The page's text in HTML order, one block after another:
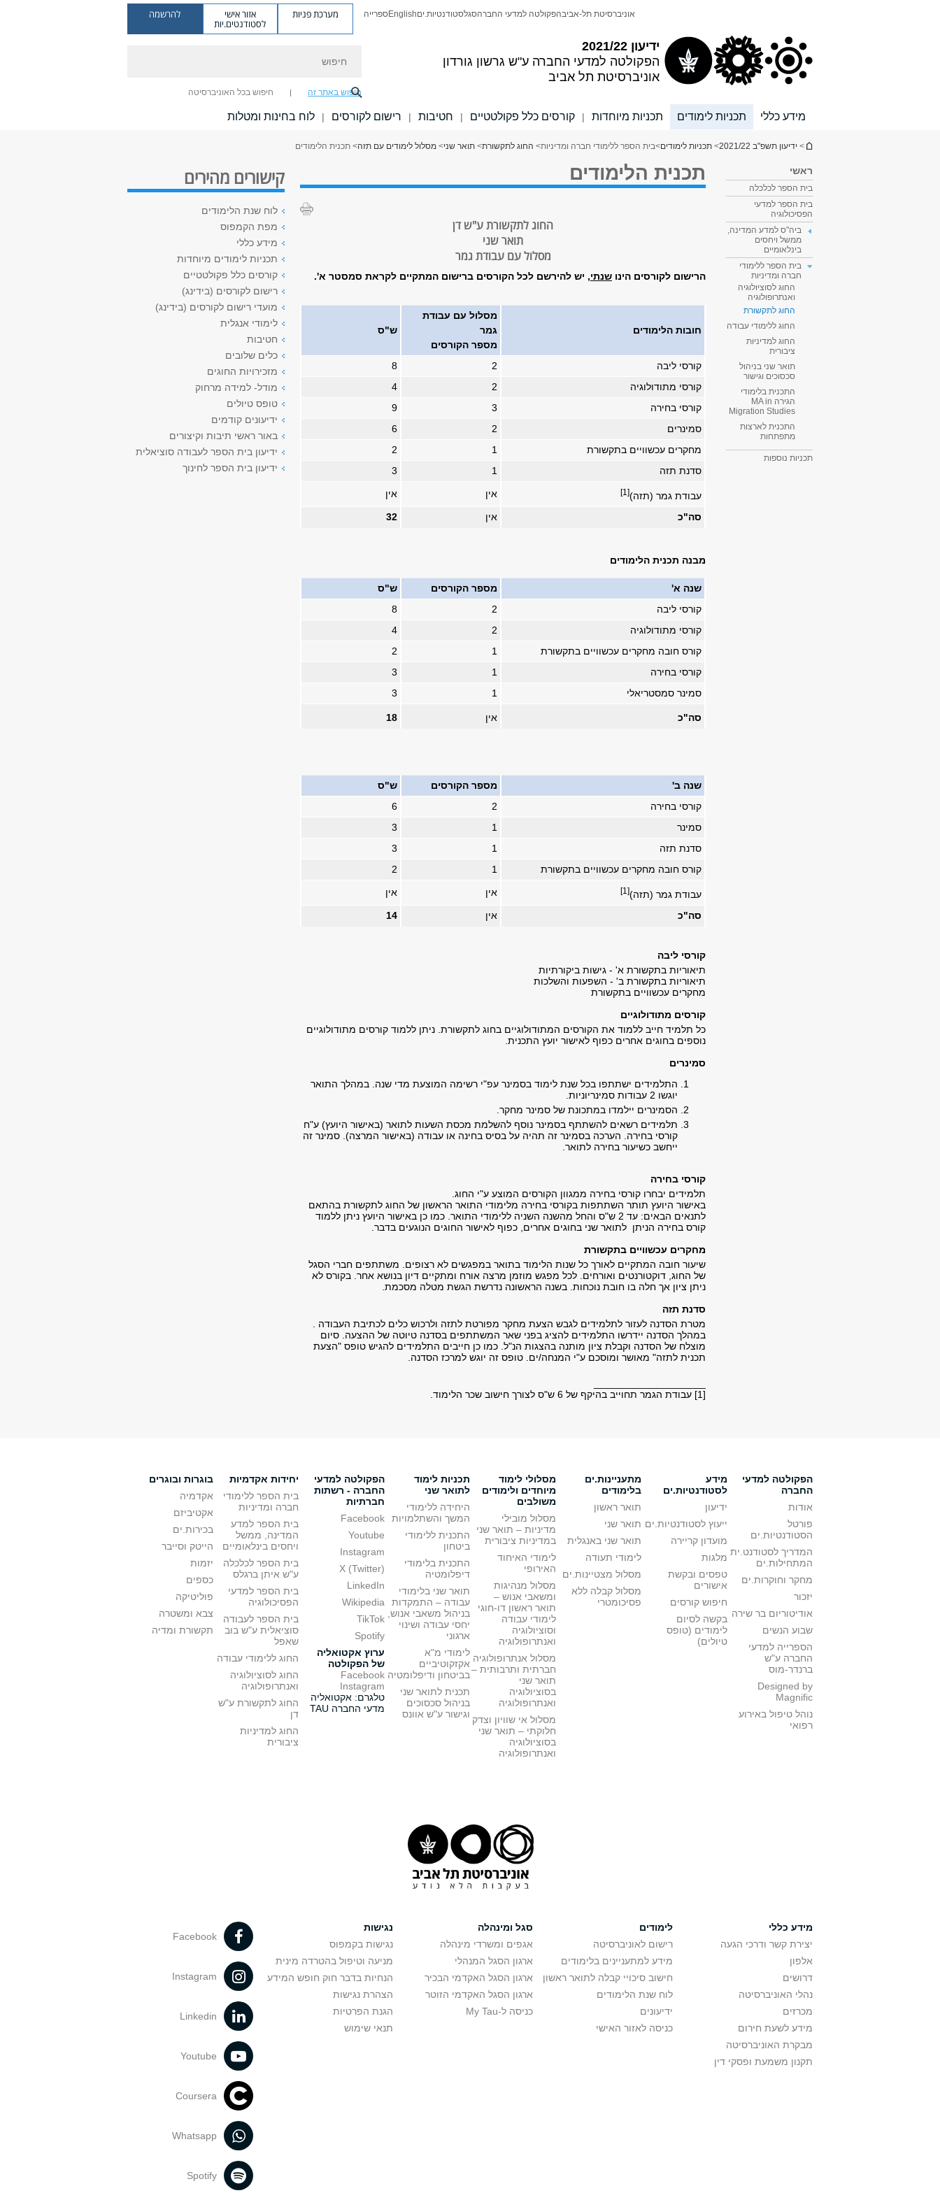
ידיעון 2021/22
הפקולטה למדעי החברה ע"ש גרשון גורדון
אוניברסיטת תל אביב
אוניברסיטת תל-אביבהפקולטה למדעי החברהסגלסטודנטיות.יםEnglishספרייה מערכת פניות אזור אישי
לסטודנטים.יות
להרשמה
חיפוש באתר זה חיפוש בכל האוניברסיטה
מידע כללי תכניות לימודים תכניות מיוחדות | קורסים כלל פקולטטיים | חטיבות | רישום לקורסים | לוח בחינות ומטלות
הינך נמצא כאן
> ידיעון תשפ"ב 2021/22 > תכניות לימודים>בית הספר ללימודי חברה ומדיניות> החוג לתקשורת> תואר שני> מסלול לימודים עם תזה> תכנית הלימודים
ראשי
בית הספר לכלכלה
בית הספר למדעי
הפסיכולוגיה
ביה"ס למדע המדינה,
ממשל ויחסים
בינלאומיים
בית הספר ללימודי
חברה ומדיניות
החוג לסוציולוגיה
ואנתרופולוגיה
החוג לתקשורת
החוג ללימודי עבודה
החוג למדיניות
ציבורית
תואר שני בניהול
סכסוכים וגישור
התכנית בלימודי
הגירה MA in
Migration Studies​
התכנית לארצות
מתפתחות
תכניות נוספות
תכנית הלימודים
החוג לתקשורת ע"ש דן
תואר שני
מסלול עם עבודת גמר
הרישום לקורסים הינו שנתי, יש להירשם לכל הקורסים ברישום המתקיים לקראת סמסטר א'.
חובות הלימודים
מסלול עם עבודת
גמר
מספר הקורסים
ש"ס
קורסי ליבה 2
8
קורסי מתודולוגיה
2
4
קורסי בחירה
3
9
סמינרים
2
6
מחקרים עכשוויים בתקשורת
1
2
סדנת תזה
1
3
עבודת גמר (תזה)[1] אין אין
סה"כ אין 32
מבנה תכנית הלימודים
שנה א' מספר הקורסים
ש"ס
קורסי ליבה
2
8
קורסי מתודולוגיה
2
4
קורס חובה מחקרים עכשוויים בתקשורת
1
2
קורסי בחירה
1
3
סמינר סמסטריאלי
1
3
סה"כ אין 18
שנה ב' מספר הקורסים
ש"ס
קורסי בחירה
2
6
סמינר
1
3
סדנת תזה
1
3
קורס חובה מחקרים עכשוויים בתקשורת
1
2
עבודת גמר (תזה)[1] אין אין
סה"כ אין 14
קורסי ליבה
תיאוריות בתקשורת א' - גישות ביקורתיות
תיאוריות בתקשורת ב' - השפעות והשלכות
מחקרים עכשוויים בתקשורת
​קורסים מתודולוגיים
כל תלמיד חייב ללמוד את הקורסים המתודולוגיים בחוג לתקשורת. ניתן ללמוד קורסים מתודולוגיים
נוספים בחוגים אחרים כפוף לאישור יועץ התכנית.
סמינרים
התלמידים ישתתפו בכל שנת לימוד בסמינר עפ"י רשימה המוצעת מדי שנה. במהלך התואר
יוגשו 2 עבודות סמינריוניות.
הסמינרים יילמדו במתכונת של סמינר מחקר.
תלמידים רשאים להשתתף בסמינר נוסף להשלמת מכסת השעות לתואר (באישור היועץ) ע"ח
קורסי בחירה. הערכה בסמינר זה תהיה על בסיס בחינה או עבודה (באישור המרצה). סמינר זה
ייחשב כשיעור בחירה לתואר.
קורסי בחירה
תלמידים יבחרו קורסי בחירה ממגוון הקורסים המוצע ע"י החוג.
באישור היועץ תותר השתתפות בקורסי בחירה מלימודי התואר הראשון של החוג לתקשורת בהתאם
לתנאים הבאים: עד 2 ש"ס והחל מהשנה השניה ללימודי התואר. כמו כן באישור היועץ ניתן ללמוד
קורס בחירה הניתן לתואר שני בחוגים אחרים, כפוף לאישור החוגים הנוגעים בדבר.
מחקרים עכשוויים בתקשורת
שיעור חובה המתקיים לאורך כל שנות הלימוד בתואר במפגשים לא רצופים. משתתפים חברי הסגל
של החוג, דוקטורנטים ואורחים. לכל מפגש מוזמן מרצה אורח ומתקיים דיון בנושא אחר. בקורס לא
ניתן ציון אך חלה בו חובת נוכחות. בשנה הראשונה נדרשת הגשת מטלה מסכמת.
​סדנת תזה
מטרת הסדנה לעזור לתלמידים לגבש הצעת מחקר מפורטת לתזה ולרכוש כלים לכתיבת העבודה .
במהלך הסדנה יידרשו התלמידים להציג בפני שאר המשתתפים בסדנה טיוטה של ההצעה. סיום
מוצלח של הסדנה וקבלת ציון מותנה בהצגות הנ"ל. כמו כן חייבים התלמידים להגיש טופס "הצעת
תכנית לתזה" מאושר ומוסכם ע"י המנחה/ים. טופס זה יוגש למרכז הסדנה.
[1] עבודת הגמר תחוייב בהיקף של 6 ש"ס לצורך חישוב שכר הלימוד.
קישורים מהירים
לוח שנת הלימודים
מפת הקמפוס
מידע כללי
תכניות לימודים מיוחדות
קורסים כלל פקולטטיים
רישום לקורסים (בידינג)
מועדי רישום לקורסים (בידינג)
לימודי אנגלית
חטיבות
כלים שלובים
מזכירויות החוגים
מודל- למידה מרחוק
טופס טיולים
ידיעונים קודמים
באור ראשי תיבות וקיצורים
ידיעון בית הספר לעבודה סוציאלית
ידיעון בית הספר לחינוך
הפקולטה למדעי
החברה
אודות
פורטל
הסטודנטיות.ים
המדריך לסטודנט.ית
המתחילות.ים
מחקר וחוקרות.ים
יזכור
אודיטוריום בר שירה
שבוע הנשים
הספרייה למדעי
החברה ע"ש
ברנדר-מוס
Designed by
Magnific
נוהל טיפול באירוע
רפואי
מידע
לסטודנטיות.ים
ידיעון
ייעוץ לסטודנטיות.ים
מועדון קריירה
מלגות
טפסים ובקשת
אישורים
חיפוש קורסים
בקשה לסיום
לימודים (טופס
טיולים)
מתעניינות.ים
בלימודים
תואר ראשון
תואר שני
תואר שני באנגלית
לימודי תעודה
מסלול מצטיינות.ים
מסלול קבלה ללא
פסיכומטרי
מסלולי לימוד
מיוחדים ולימודים
משולבים
מסלול מובילי
מדיניות – תואר שני
במדיניות ציבורית
לימודי האיחוד
האירופי
מסלול מנהיגות
ומשאבי אנוש –
תואר ראשון דו-חוגי
לימודי עבודה
וסוציולוגיה
ואנתרופולוגיה
מסלול אנתרופולוגיה
חברתית ותרבותית –
תואר שני
בסוציולוגיה
ואנתרופולוגיה
מסלול אי שוויון וצדק
חלוקתי – תואר שני
בסוציולוגיה
ואנתרופולוגיה
תכניות לימוד
לתואר שני
היחידה ללימודי
המשך והשתלמויות
התכנית ללימודי
ביטחון
התכנית בלימודי
דיפלומטיה
תואר שני בלימודי
עבודה – התמקדות
בניהול משאבי אנוש,
יחסי עבודה ושינוי
ארגוני
לימודי מ"א
אקזקוטיביים
בביטחון ודיפלומטיה
תכנית לתואר שני
בניהול סכסוכים
וגישור ע"ש אוונס
הפקולטה למדעי
החברה - רשתות
חברתיות
Facebook
Youtube
Instagram
X (Twitter)
LinkedIn
Wikipedia
TikTok
Spotify
ערוץ אקטואליה
של הפקולטה
Facebook
Instagram
טלגרם: אקטואליה
מדעי החברה TAU
יחידות אקדמיות
בית הספר ללימודי
חברה ומדיניות
בית הספר למדע
המדינה, ממשל
ויחסים בינלאומיים
בית הספר לכלכלה
ע"ש איתן ברגלס
בית הספר למדעי
הפסיכולוגיה
בית הספר לעבודה
סוציאלית ע"ש בוב
שאפל
החוג ללימודי עבודה
החוג לסוציולוגיה
ואנתרופולוגיה
החוג לתקשורת ע"ש
דן
החוג למדיניות
ציבורית
בוגרות ובוגרים
אקדמיה
אקטיביזם
בכירות.ים
הייטק וסייבר
יזמות
כספים
פוליטיקה
צבא ומשטרה
תקשורת ומדיה
מידע כללי
יצירת קשר ודרכי הגעה
אלפון
דרושים
נהלי האוניברסיטה
מכרזים
מידע לשעת חירום
מבקרת האוניברסיטה
תקנון משמעת ופסקי דין
לימודים
רישום לאוניברסיטה
מידע למתעניינים בלימודים
חישוב סיכויי קבלה לתואר ראשון
לוח שנת הלימודים
ידיעונים
כניסה לאזור האישי
סגל ומינהלה
אגפים ומשרדי מינהלה
ארגון הסגל המנהלי
ארגון הסגל האקדמי הבכיר
ארגון הסגל האקדמי הזוטר
כניסה ל-My Tau
נגישות
נגישות בקמפוס
מניעה וטיפול בהטרדה מינית
הנחיות בדבר חוק חופש המידע
הצהרת נגישות
הגנת הפרטיות
תנאי שימוש
Facebook
Instagram
Linkedin
Youtube
Coursera
Whatsapp
Spotify